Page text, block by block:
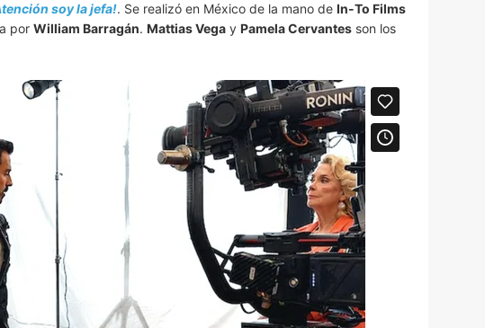
soy la jefa!. Se realizó en México de la mano de In-To Films
por William Barragán. Mattias Vega y Pamela Cervantes son los